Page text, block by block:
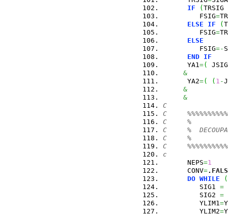
IF
(TRSIG
         FSIG
=
ELSE
IF (
         FSIG
=
ELSE
         FSIG
=-
END IF
      YA1
=(
&
      YA2
=( ( 1 -
&
&
C
C
C     %
C     %
C     %
C
c
      NEPS
=1
      CONV
=.
DO WHILE
(
         SIG1
=
         SIG2
=
         YLIM1
=
         YLIM2
=